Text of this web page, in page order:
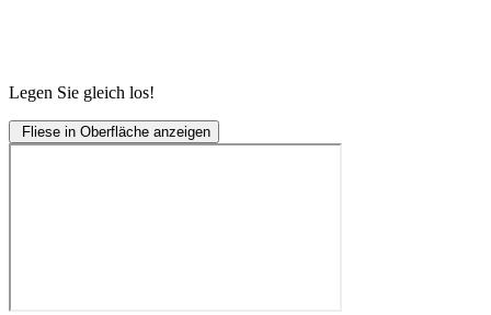
Legen Sie gleich los!
Fliese in Oberfläche anzeigen